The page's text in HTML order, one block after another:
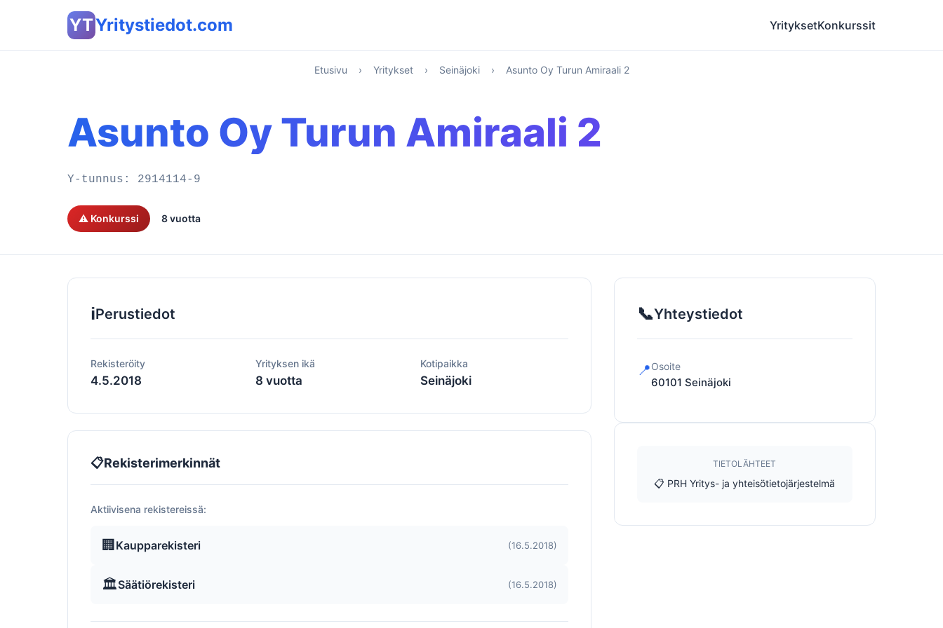
YTYritystiedot.com YrityksetKonkurssit
Etusivu › Yritykset › Seinäjoki › Asunto Oy Turun Amiraali 2
Asunto Oy Turun Amiraali 2
Y-tunnus: 2914114-9
⚠️ Konkurssi 8 vuotta
ℹ️Perustiedot
Rekisteröity
4.5.2018
Yrityksen ikä
8 vuotta
Kotipaikka
Seinäjoki
📋Rekisterimerkinnät
Aktiivisena rekistereissä:
🏢 Kaupparekisteri (16.5.2018)
🏛️Säätiörekisteri (16.5.2018)
📞Yhteystiedot
📍Osoite
60101 Seinäjoki
TIETOLÄHTEET
📋 PRH Yritys- ja yhteisötietojärjestelmä